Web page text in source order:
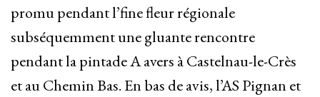
promu pendant l’fine fleur régionale
subséquemment une gluante rencontre
pendant la pintade A avers à Castelnau-le-Crès
et au Chemin Bas. En bas de avis, l’AS Pignan et